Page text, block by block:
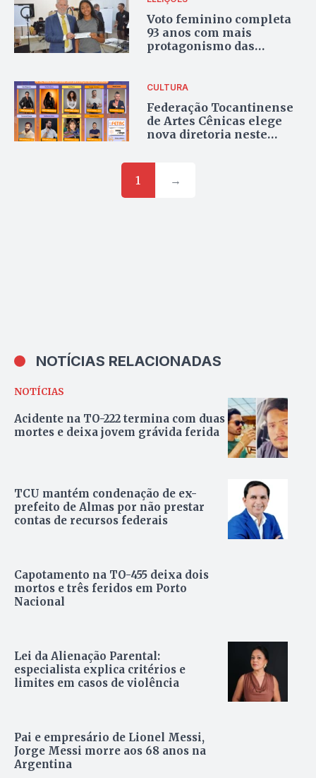
Voto feminino completa
93 anos com mais
protagonismo das
CULTURA
Federação Tocantinense
de Artes Cênicas elege
nova diretoria neste
1 →
NOTÍCIAS RELACIONADAS
NOTÍCIAS
Acidente na TO-222 termina com duas
mortes e deixa jovem grávida ferida
TCU mantém condenação de ex-
prefeito de Almas por não prestar
contas de recursos federais
Capotamento na TO-455 deixa dois
mortos e três feridos em Porto
Nacional
Lei da Alienação Parental:
especialista explica critérios e
limites em casos de violência
Pai e empresário de Lionel Messi,
Jorge Messi morre aos 68 anos na
Argentina